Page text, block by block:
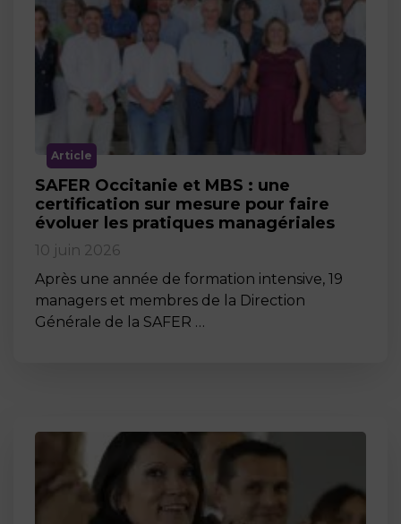
Article
SAFER Occitanie et MBS : une
certification sur mesure pour faire
évoluer les pratiques managériales
10 juin 2026
Après une année de formation intensive, 19
managers et membres de la Direction
Générale de la SAFER …